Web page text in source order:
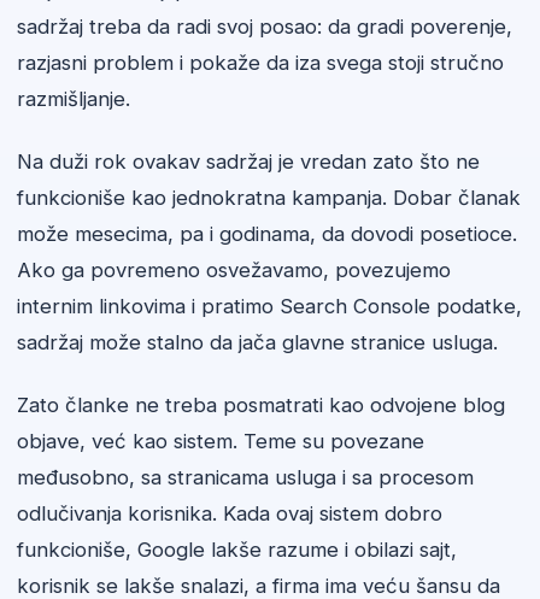
sadržaj treba da radi svoj posao: da gradi poverenje,
razjasni problem i pokaže da iza svega stoji stručno
razmišljanje.
Na duži rok ovakav sadržaj je vredan zato što ne
funkcioniše kao jednokratna kampanja. Dobar članak
može mesecima, pa i godinama, da dovodi posetioce.
Ako ga povremeno osvežavamo, povezujemo
internim linkovima i pratimo Search Console podatke,
sadržaj može stalno da jača glavne stranice usluga.
Zato članke ne treba posmatrati kao odvojene blog
objave, već kao sistem. Teme su povezane
međusobno, sa stranicama usluga i sa procesom
odlučivanja korisnika. Kada ovaj sistem dobro
funkcioniše, Google lakše razume i obilazi sajt,
korisnik se lakše snalazi, a firma ima veću šansu da